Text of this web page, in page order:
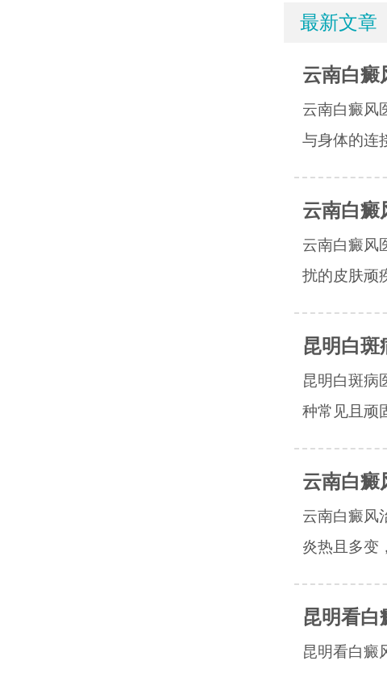
最新文章
云南白癜
云南白癜风
与身体的连
云南白癜
云南白癜风
扰的皮肤顽
昆明白斑
昆明白斑病
种常见且顽
云南白癜
云南白癜风
炎热且多变
昆明看白
昆明看白癜